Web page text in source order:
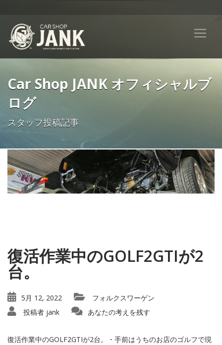
Car Shop JANK オフィシャルブ
ログ
スタッフ投稿記事
復活作業中のGOLF2GTIが2
台。
5月 12, 2022
フォルクスワーゲン
投稿者 jank あなたの考えを残す
復活作業中のGOLF2GTIが2台。・手前はうちのお店のゴルフで現